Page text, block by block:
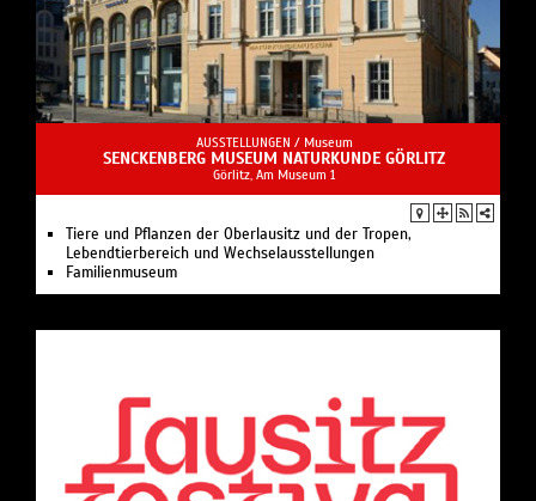
AUSSTELLUNGEN / Museum
SENCKENBERG MUSEUM NATURKUNDE GÖRLITZ
Görlitz, Am Museum 1
Tiere und Pflanzen der Oberlausitz und der Tropen,
Lebendtierbereich und Wechselausstellungen
Familienmuseum